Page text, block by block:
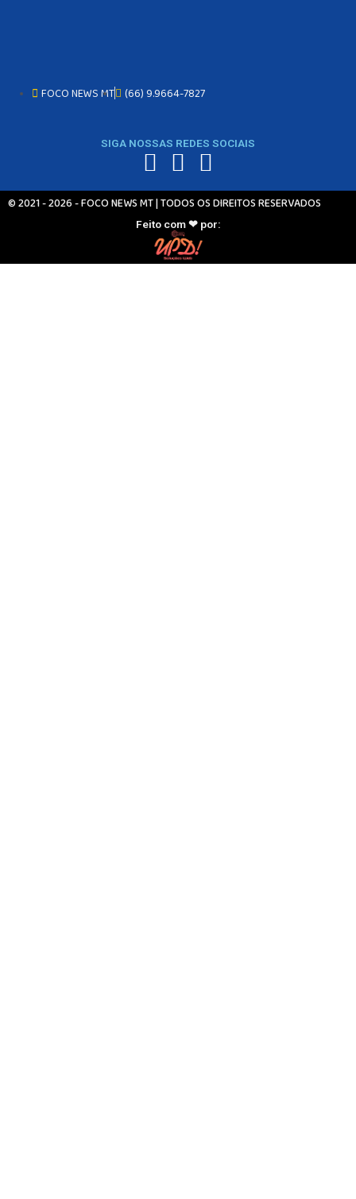
FOCO NEWS MT (66) 9.9664-7827
SIGA NOSSAS REDES SOCIAIS
© 2021 - 2026 - FOCO NEWS MT | TODOS OS DIREITOS RESERVADOS
Feito com ❤ por: